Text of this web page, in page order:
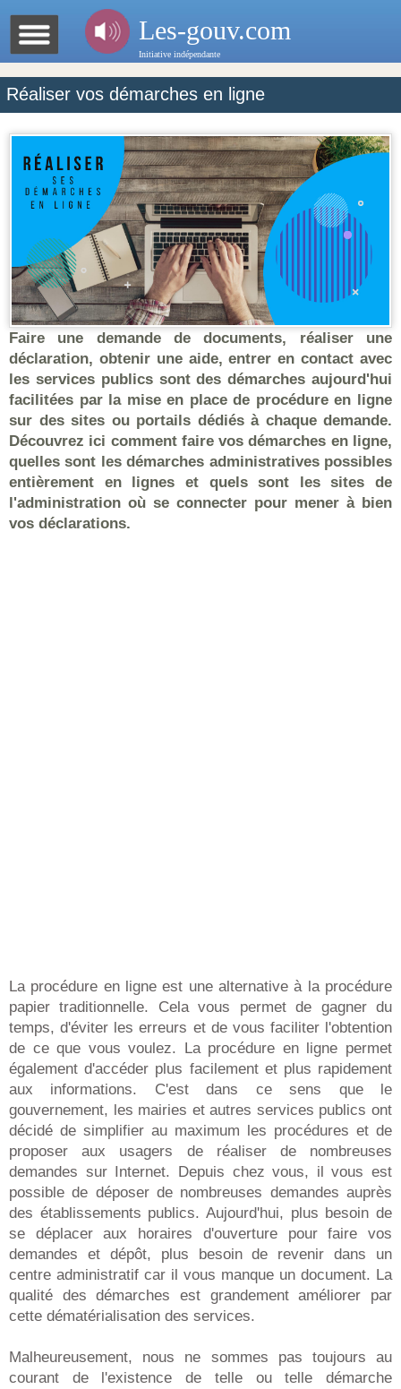
Les-gouv.com
Initiative indépendante
Réaliser vos démarches en ligne
Faire une demande de documents, réaliser une
déclaration, obtenir une aide, entrer en contact avec
les services publics sont des démarches aujourd'hui
facilitées par la mise en place de procédure en ligne
sur des sites ou portails dédiés à chaque demande.
Découvrez ici comment faire vos démarches en ligne,
quelles sont les démarches administratives possibles
entièrement en lignes et quels sont les sites de
l'administration où se connecter pour mener à bien
vos déclarations.
La procédure en ligne est une alternative à la procédure
papier traditionnelle. Cela vous permet de gagner du
temps, d'éviter les erreurs et de vous faciliter l'obtention
de ce que vous voulez. La procédure en ligne permet
également d'accéder plus facilement et plus rapidement
aux informations. C'est dans ce sens que le
gouvernement, les mairies et autres services publics ont
décidé de simplifier au maximum les procédures et de
proposer aux usagers de réaliser de nombreuses
demandes sur Internet. Depuis chez vous, il vous est
possible de déposer de nombreuses demandes auprès
des établissements publics. Aujourd'hui, plus besoin de
se déplacer aux horaires d'ouverture pour faire vos
demandes et dépôt, plus besoin de revenir dans un
centre administratif car il vous manque un document. La
qualité des démarches est grandement améliorer par
cette dématérialisation des services.
Malheureusement, nous ne sommes pas toujours au
courant de l'existence de telle ou telle démarche